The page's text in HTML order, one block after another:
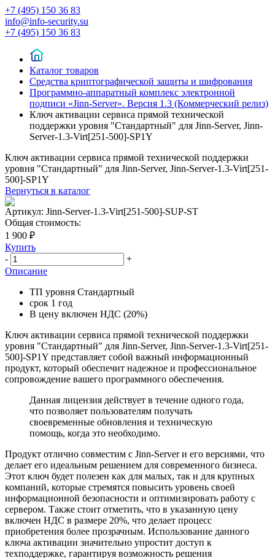
+7 (495) 150 36 83
info@info-security.su
+7 (495) 150 36 83
Каталог товаров
Средства криптографической защиты и шифрования
Программно-аппаратный комплекс электронной
подписи «Jinn-Server». Версия 1.3 (Коммерческий релиз)
Ключ активации сервиса прямой технической
поддержки уровня "Стандартный" для Jinn-Server, Jinn-
Server-1.3-Virt[251-500]-SP1Y
Ключ активации сервиса прямой технической поддержки
уровня "Стандартный" для Jinn-Server, Jinn-Server-1.3-Virt[251-
500]-SP1Y
Вернуться в каталог
Артикул: Jinn-Server-1.3-Virt[251-500]-SUP-ST
Общая стоимость:
1 900 ₽
Купить
-
+
Описание
ТП уровня Стандартный
срок 1 год
В цену включен НДС (20%)
Ключ активации сервиса прямой технической поддержки
уровня "Стандартный" для Jinn-Server, Jinn-Server-1.3-Virt[251-
500]-SP1Y представляет собой важный информационный
продукт, который обеспечит надежное и профессиональное
сопровождение вашего программного обеспечения.
Данная лицензия действует в течение одного года,
что позволяет пользователям получать
своевременные обновления и техническую
помощь, когда это необходимо.
Продукт отлично совместим с Jinn-Server и его версиями, что
делает его идеальным решением для современного бизнеса.
Этот ключ будет полезен как для малых, так и для крупных
компаний, которые стремятся повысить уровень своей
информационной безопасности и оптимизировать работу с
сервером. Также стоит отметить, что в указанную цену
включен НДС в размере 20%, что делает процесс
приобретения более прозрачным. Использование данного
ключа активации значительно упростит доступ к
техподдержке, гарантируя возможность решения